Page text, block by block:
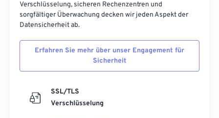
Verschlüsselung, sicheren Rechenzentren und
sorgfältiger Überwachung decken wir jeden Aspekt der
Datensicherheit ab.
Erfahren Sie mehr über unser Engagement für
Sicherheit
SSL/TLS
Verschlüsselung